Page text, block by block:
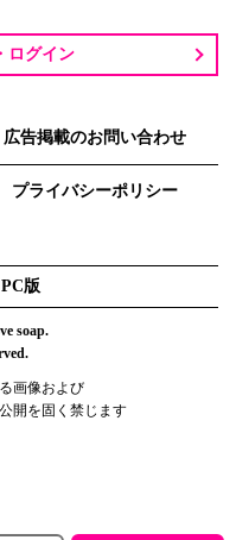
ログイン
広告掲載のお問い合わせ
プライバシーポリシー
PC版
soap.
画像および
開を固く禁じます